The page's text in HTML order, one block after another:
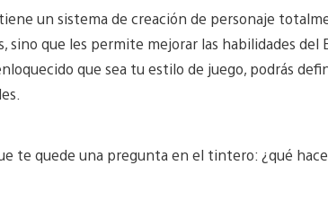
un sistema de creación de personaje
sino que les permite mejorar las habilidades del
que sea tu estilo de juego, podrás
te quede una pregunta en el tintero: ¿qué